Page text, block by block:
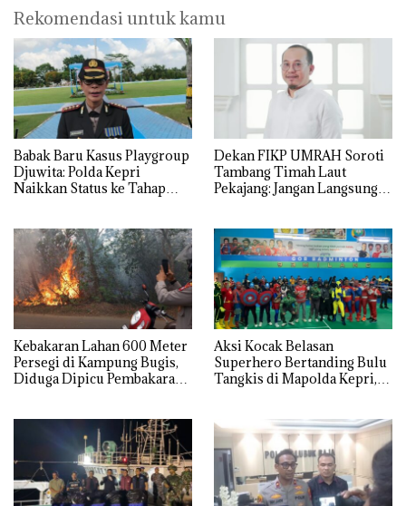
Rekomendasi untuk kamu
Babak Baru Kasus Playgroup
Djuwita: Polda Kepri
Naikkan Status ke Tahap
Dekan FIKP UMRAH Soroti
Tambang Timah Laut
Pekajang: Jangan Langsung
Lingkungannya
Kebakaran Lahan 600 Meter
Persegi di Kampung Bugis,
Diduga Dipicu Pembakaran
Aksi Kocak Belasan
Superhero Bertanding Bulu
Tangkis di Mapolda Kepri,